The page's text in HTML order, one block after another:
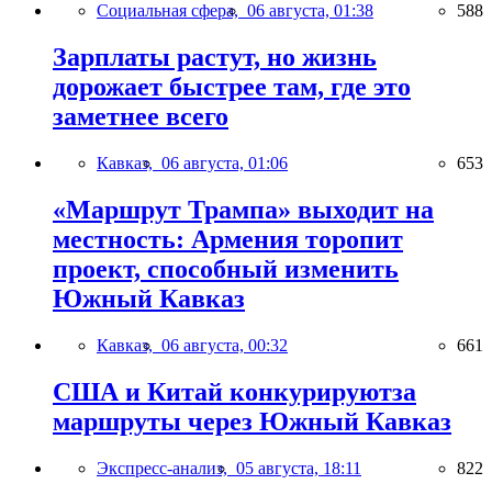
Социальная сфера, 06 августа, 01:38 588
Зарплаты растут, но жизнь
дорожает быстрее там, где это
заметнее всего
Кавказ, 06 августа, 01:06 653
«Маршрут Трампа» выходит на
местность: Армения торопит
проект, способный изменить
Южный Кавказ
Кавказ, 06 августа, 00:32 661
США и Китай конкурируютза
маршруты через Южный Кавказ
Экспресс-анализ, 05 августа, 18:11 822